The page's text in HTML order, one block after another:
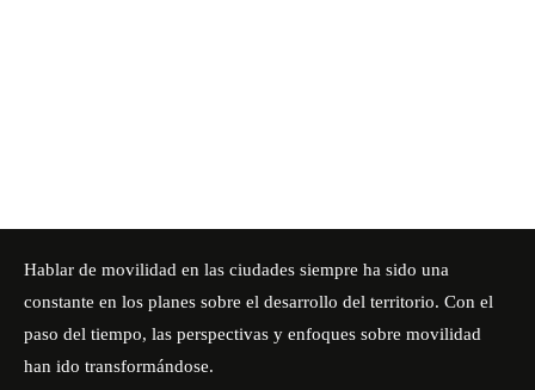
Hablar de movilidad en las ciudades siempre ha sido una
constante en los planes sobre el desarrollo del territorio. Con el
paso del tiempo, las perspectivas y enfoques sobre movilidad
han ido transformándose.